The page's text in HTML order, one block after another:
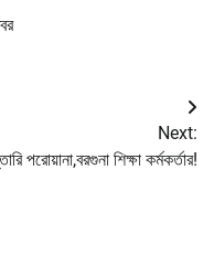
Next:
পরোয়ানা,বরগুনা শিক্ষা কর্মকর্তার!